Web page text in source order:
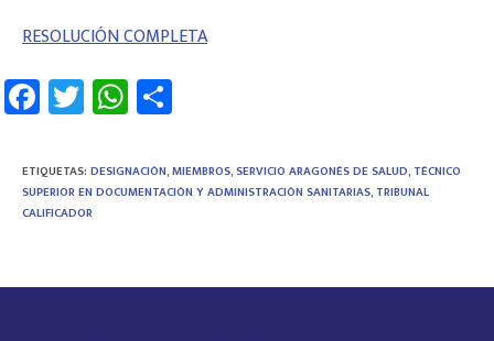
RESOLUCIÓN COMPLETA
Fa
ce
b
o
T
wi
tt
er
W
h
at
sA
p
m
p
tir
ETIQUETAS: DESIGNACIÓN,MIEMBROS,SERVICIO ARAGONÉS DE SALUD, TÉCNICO
SUPERIOR EN DOCUMENTACIÓN Y ADMINISTRACIÓN SANITARIAS, TRIBUNAL
CALIFICADOR